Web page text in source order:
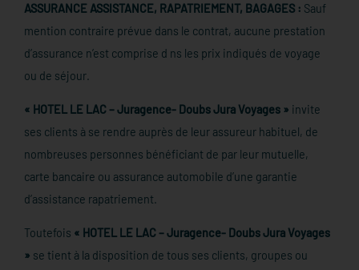
ASSURANCE ASSISTANCE, RAPATRIEMENT, BAGAGES : Sauf
mention contraire prévue dans le contrat, aucune prestation
d’assurance n’est comprise d ns les prix indiqués de voyage
ou de séjour.
« HOTEL LE LAC – Juragence- Doubs Jura Voyages » invite
ses clients à se rendre auprès de leur assureur habituel, de
nombreuses personnes bénéficiant de par leur mutuelle,
carte bancaire ou assurance automobile d’une garantie
d’assistance rapatriement.
Toutefois « HOTEL LE LAC – Juragence- Doubs Jura Voyages
» se tient à la disposition de tous ses clients, groupes ou